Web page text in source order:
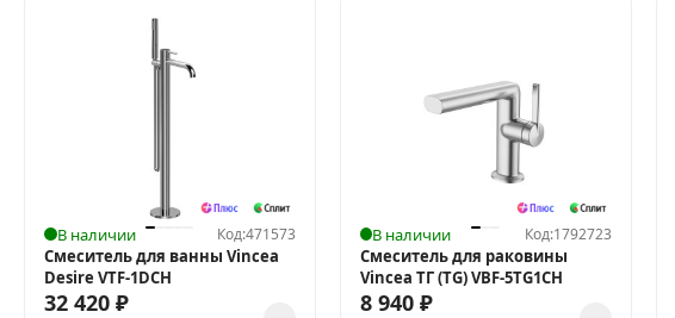
В наличии Код:471573
Смеситель для ванны Vincea
Desire VTF-1DCH
32 420 ₽
В наличии Код:1792723
Смеситель для раковины
Vincea ТГ (TG) VBF-5TG1CH
8 940 ₽